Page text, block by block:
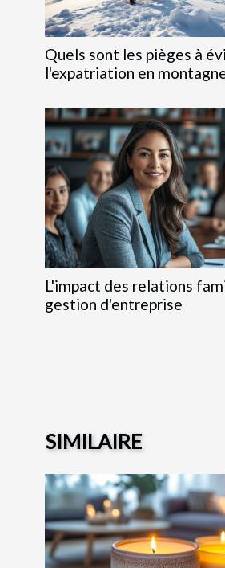
Quels sont les pièges à
l'expatriation en
L'impact des relations
gestion d'entreprise
SIMILAIRE